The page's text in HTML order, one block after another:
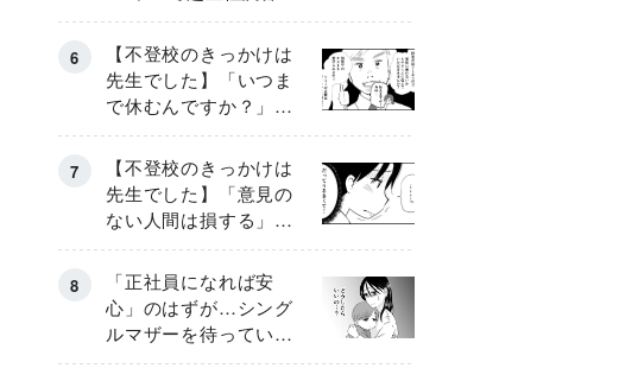
害「治るまで３年」の
診断 そのとき母は
【不登校のきっかけは
先生でした】「いつま
で休むんですか？」追
い詰められる母と息子
《第６話》
【不登校のきっかけは
先生でした】「意見の
ない人間は損する」担
任の一言が苦しみに…
《第１話》
「正社員になれば安
心」のはずが…シング
ルマザーを待ってい
た“魔の２年間”【前編】